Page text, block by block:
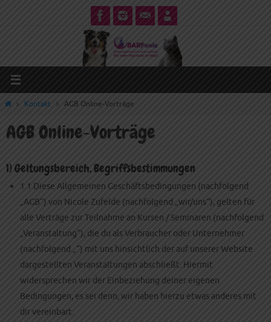
StartKontakt AGB Online-Vorträge
AGB Online-Vorträge
1) Geltungsbereich, Begriffsbestimmungen
1.1 Diese Allgemeinen Geschäftsbedingungen (nachfolgend
„AGB“) von Nicole Zufelde (nachfolgend „wir/uns“), gelten für
alle Verträge zur Teilnahme an Kursen / Seminaren (nachfolgend
„Veranstaltung“), die du als Verbraucher oder Unternehmer
(nachfolgend „“) mit uns hinsichtlich der auf unserer Website
dargestellten Veranstaltungen abschließt. Hiermit
widersprechen wir der Einbeziehung deiner eigenen
Bedingungen, es sei denn, wir haben hierzu etwas anderes mit
dir vereinbart.